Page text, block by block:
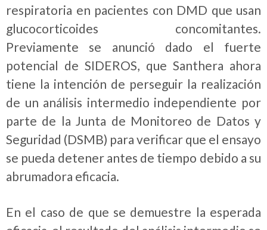
respiratoria en pacientes con DMD que usan
glucocorticoides concomitantes.
Previamente se anunció dado el fuerte
potencial de SIDEROS, que Santhera ahora
tiene la intención de perseguir la realización
de un análisis intermedio independiente por
parte de la Junta de Monitoreo de Datos y
Seguridad (DSMB) para verificar que el ensayo
se pueda detener antes de tiempo debido a su
abrumadora eficacia.
En el caso de que se demuestre la esperada